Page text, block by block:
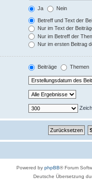
Ja Nein
Betreff und Text der
Nur im Text der
Nur im Betreff der
Nur im ersten Beitrag
Beiträge Themen
Powered by phpBB® Forum
Deutsche Übersetzung